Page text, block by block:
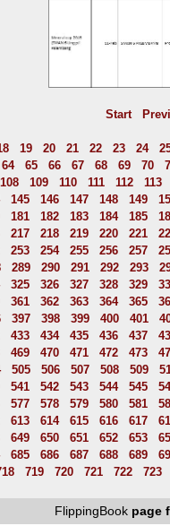
Start
19 20 21 22 23 24
64 65 66 67 68 69 70
108 109 110 111 112 113
145 146 147 148 149
181 182 183 184 185
217 218 219 220 221
253 254 255 256 257
289 290 291 292 293
325 326 327 328 329
361 362 363 364 365
397 398 399 400 401
433 434 435 436 437
469 470 471 472 473
505 506 507 508 509
541 542 543 544 545
577 578 579 580 581
613 614 615 616 617
649 650 651 652 653
685 686 687 688 689
719 720 721 722 723
FlippingBook page